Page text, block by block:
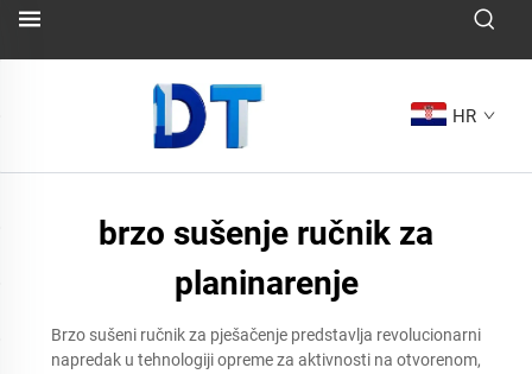
HR
brzo sušenje ručnik za
planinarenje
Brzo sušeni ručnik za pješačenje predstavlja revolucionarni
napredak u tehnologiji opreme za aktivnosti na otvorenom,